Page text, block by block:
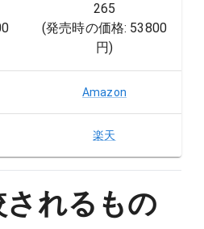
265
(発売時の価格: 53800
円)
Amazon
楽天
されるもの